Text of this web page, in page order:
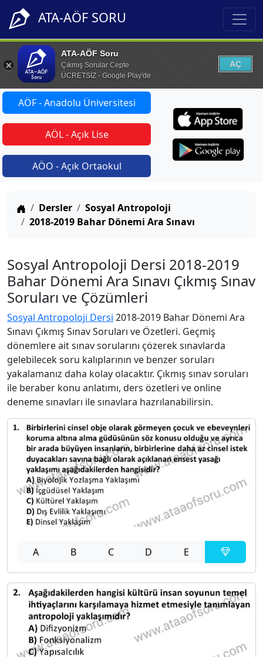
ATA-AÖF SORU
ATA-AÖF Soru
Çıkmış Sorular Cepte
ÜCRETSİZ - Google Play'de
AÇ
AÖF - Anadolu Üniversitesi
AÖL - Açık Lise
AÖO - Açık Ortaokul
Anasayfa
Dersler
Sosyal Antropoloji
2018-2019 Bahar Dönemi Ara Sınavı
Sosyal Antropoloji Dersi 2018-2019
Bahar Dönemi Ara Sınavı Çıkmış Sınav
Soruları ve Çözümleri
Sosyal Antropoloji Dersi 2018-2019 Bahar Dönemi Ara
Sınavı Çıkmış Sınav Soruları ve Özetleri. Geçmiş
dönemlere ait sınav sorularını çözerek sınavlarda
gelebilecek soru kalıplarının ve benzer soruları
yakalamanız daha kolay olacaktır. Çıkmış sınav soruları
ile beraber konu anlatımı, ders özetleri ve online
deneme sınavları ile sınavlara hazrılanabilirsin.
A B C D E